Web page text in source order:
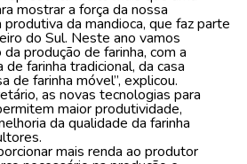
mostrar a força da nossa
da mandioca, que faz parte
do Sul. Neste ano vamos
produção de farinha, com a
farinha tradicional, da casa
de farinha móvel”, explicou.
as novas tecnologias para
maior produtividade,
da qualidade da farinha
mais renda ao produtor